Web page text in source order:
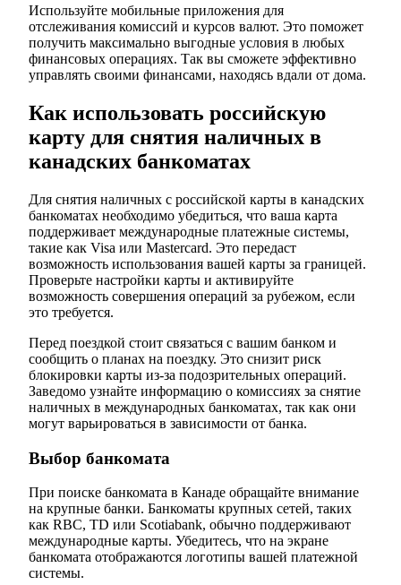
Используйте мобильные приложения для
отслеживания комиссий и курсов валют. Это поможет
получить максимально выгодные условия в любых
финансовых операциях. Так вы сможете эффективно
управлять своими финансами, находясь вдали от дома.
Как использовать российскую
карту для снятия наличных в
канадских банкоматах
Для снятия наличных с российской карты в канадских
банкоматах необходимо убедиться, что ваша карта
поддерживает международные платежные системы,
такие как Visa или Mastercard. Это передаст
возможность использования вашей карты за границей.
Проверьте настройки карты и активируйте
возможность совершения операций за рубежом, если
это требуется.
Перед поездкой стоит связаться с вашим банком и
сообщить о планах на поездку. Это снизит риск
блокировки карты из-за подозрительных операций.
Заведомо узнайте информацию о комиссиях за снятие
наличных в международных банкоматах, так как они
могут варьироваться в зависимости от банка.
Выбор банкомата
При поиске банкомата в Канаде обращайте внимание
на крупные банки. Банкоматы крупных сетей, таких
как RBC, TD или Scotiabank, обычно поддерживают
международные карты. Убедитесь, что на экране
банкомата отображаются логотипы вашей платежной
системы.